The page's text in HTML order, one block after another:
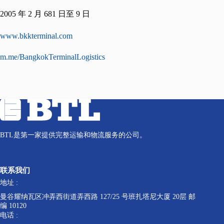
2005 年 2 月 681 日至 9 日
www.bkkterminal.com
m.me/BangkokTerminalLogistics
BTL是第一家提供完整运输和物流服务的公司。
联系我们
地址 :
曼谷耀纳瓦区冲弄西街道弄西路 127/25 号班扎塔尼大厦 20层 邮
编 10120
电话 :